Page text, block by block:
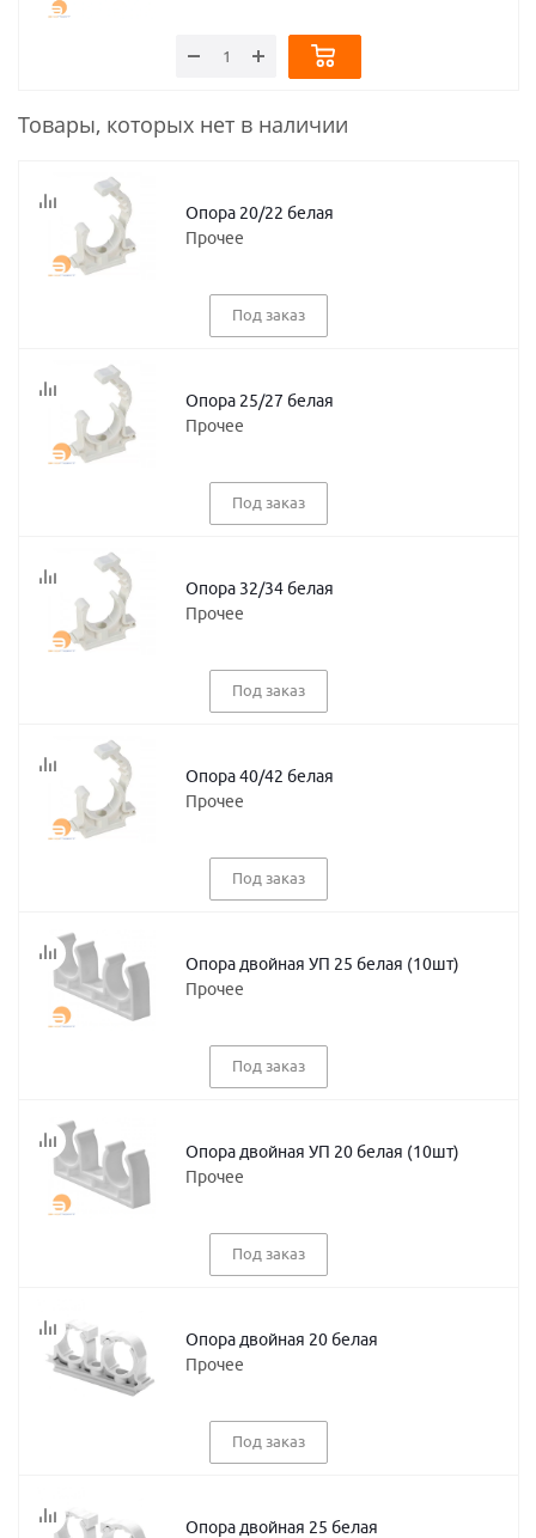
Товары, которых нет в наличии
Опора 20/22 белая
Прочее
Под заказ
Опора 25/27 белая
Прочее
Под заказ
Опора 32/34 белая
Прочее
Под заказ
Опора 40/42 белая
Прочее
Под заказ
Опора двойная УП 25 белая (10шт)
Прочее
Под заказ
Опора двойная УП 20 белая (10шт)
Прочее
Под заказ
Опора двойная 20 белая
Прочее
Под заказ
Опора двойная 25 белая